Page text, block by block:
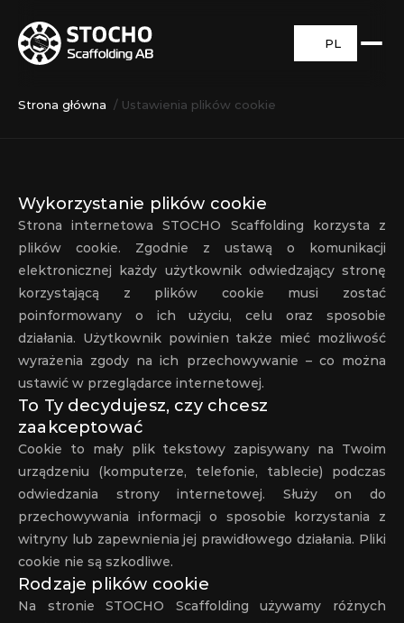
PL
Strona główna / Ustawienia plików cookie
Wykorzystanie plików cookie
Strona internetowa STOCHO Scaffolding korzysta z
plików cookie. Zgodnie z ustawą o komunikacji
elektronicznej każdy użytkownik odwiedzający stronę
korzystającą z plików cookie musi zostać
poinformowany o ich użyciu, celu oraz sposobie
działania. Użytkownik powinien także mieć możliwość
wyrażenia zgody na ich przechowywanie – co można
ustawić w przeglądarce internetowej.
To Ty decydujesz, czy chcesz
zaakceptować
Cookie to mały plik tekstowy zapisywany na Twoim
urządzeniu (komputerze, telefonie, tablecie) podczas
odwiedzania strony internetowej. Służy on do
przechowywania informacji o sposobie korzystania z
witryny lub zapewnienia jej prawidłowego działania. Pliki
cookie nie są szkodliwe.
Rodzaje plików cookie
Na stronie STOCHO Scaffolding używamy różnych